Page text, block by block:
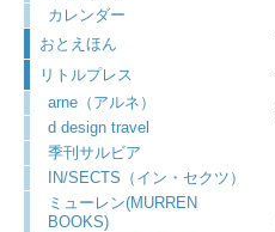
カレンダー
おとえほん
リトルプレス
arne（アルネ）
d design travel
季刊サルビア
IN/SECTS（イン・セクツ）
ミューレン(MURREN
BOOKS)